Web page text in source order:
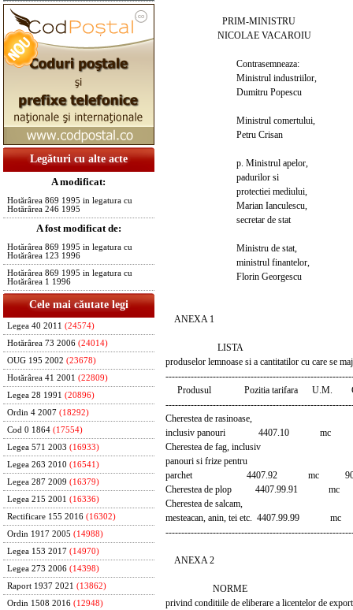
Legături cu alte acte
A modificat:
Hotărârea 869 1995 in legatura cu
Hotărârea 246 1995
A fost modificat de:
Hotărârea 869 1995 in legatura cu
Hotărârea 123 1996
Hotărârea 869 1995 in legatura cu
Hotărârea 1 1996
Cele mai căutate legi
Legea 40 2011 (24574)
Hotărârea 73 2006 (24014)
OUG 195 2002 (23678)
Hotărârea 41 2001 (22809)
Legea 28 1991 (20896)
Ordin 4 2007 (18292)
Cod 0 1864 (17554)
Legea 571 2003 (16933)
Legea 263 2010 (16541)
Legea 287 2009 (16379)
Legea 215 2001 (16336)
Rectificare 155 2016 (16302)
Ordin 1917 2005 (14988)
Legea 153 2017 (14970)
Legea 273 2006 (14398)
Raport 1937 2021 (13862)
Ordin 1508 2016 (12948)
PRIM-MINISTRU
NICOLAE VACAROIU
Contrasemneaza:
Ministrul industriilor,
Dumitru Popescu
Ministrul comertului,
Petru Crisan
p. Ministrul apelor,
padurilor si
protectiei mediului,
Marian Ianculescu,
secretar de stat
Ministru de stat,
ministrul finantelor,
Florin Georgescu
ANEXA 1
LISTA
produselor lemnoase si a cantitatilor cu care se
Produsul Pozitia tarifara U.M.
Cherestea de rasinoase,
inclusiv panouri 4407.10 mc
Cherestea de fag, inclusiv
panouri si frize pentru
parchet 4407.92 mc
Cherestea de plop 4407.99.91
Cherestea de salcam,
mesteacan, anin, tei etc. 4407.99.99
ANEXA 2
NORME
privind conditiile de eliberare a licentelor de